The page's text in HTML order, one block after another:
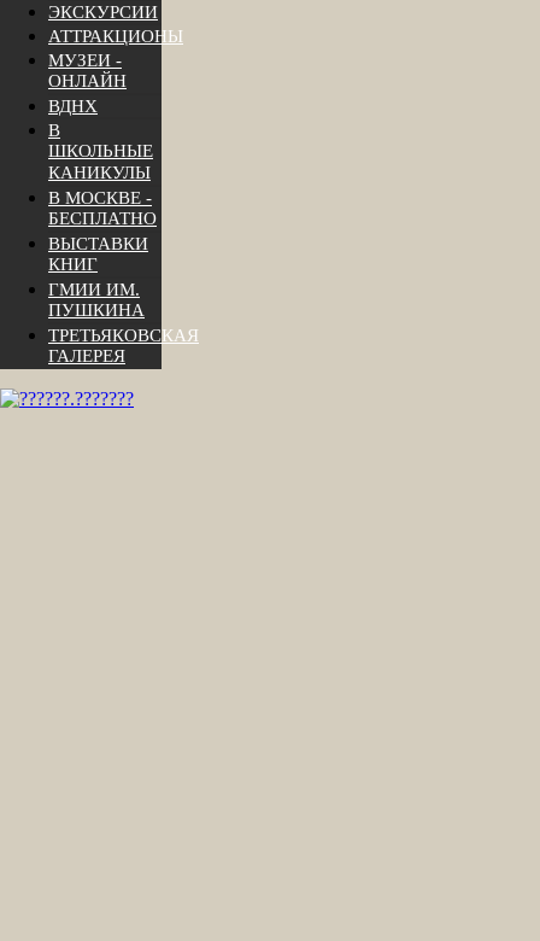
ЭКСКУРСИИ
АТТРАКЦИОНЫ
МУЗЕИ -
ОНЛАЙН
ВДНХ
В
ШКОЛЬНЫЕ
КАНИКУЛЫ
В МОСКВЕ -
БЕСПЛАТНО
ВЫСТАВКИ
КНИГ
ГМИИ ИМ.
ПУШКИНА
ТРЕТЬЯКОВСКАЯ
ГАЛЕРЕЯ